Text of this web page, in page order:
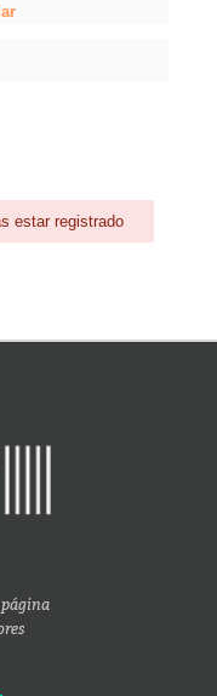
estar registrado